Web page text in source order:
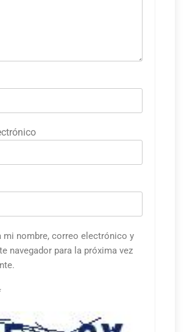
mi nombre, correo electrónico y
navegador para la próxima vez